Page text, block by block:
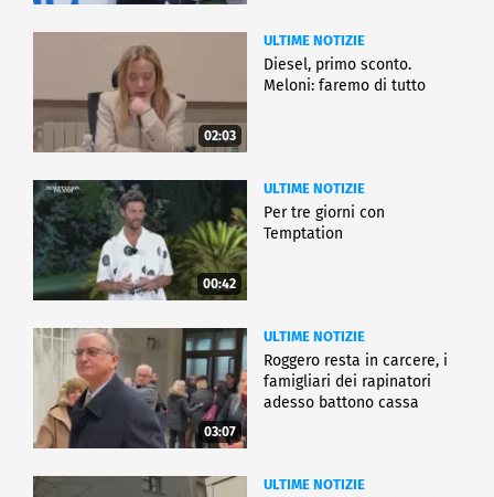
02:03
ULTIME NOTIZIE
Diesel, primo sconto.
Meloni: faremo di tutto
00:42
ULTIME NOTIZIE
Per tre giorni con
Temptation
03:07
ULTIME NOTIZIE
Roggero resta in carcere, i
famigliari dei rapinatori
adesso battono cassa
ULTIME NOTIZIE